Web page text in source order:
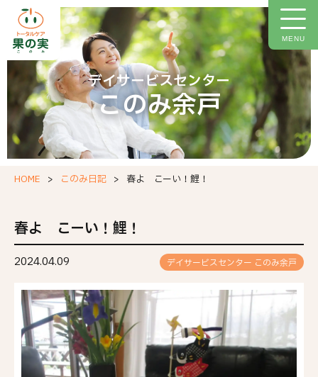
MENU
トップページ
施設について
施設概要
ご利用料金
イベント情報
今月の献立
このみ日記
お問い合わせフォーム
職場環境等要件の実施報告
デイサービスセンター
このみ余戸
HOME このみ日記 春よ こーい！鯉！
春よ こーい！鯉！
2024.04.09 デイサービスセンター このみ余戸